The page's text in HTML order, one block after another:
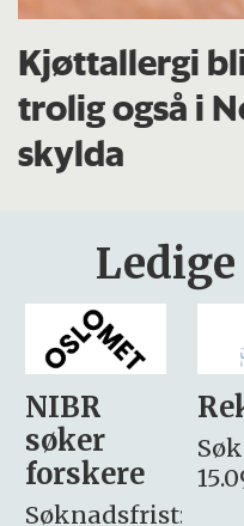
Kjøttallergi
trolig også i
skylda
Rektor
Søknadsfrist:
15.09.2026